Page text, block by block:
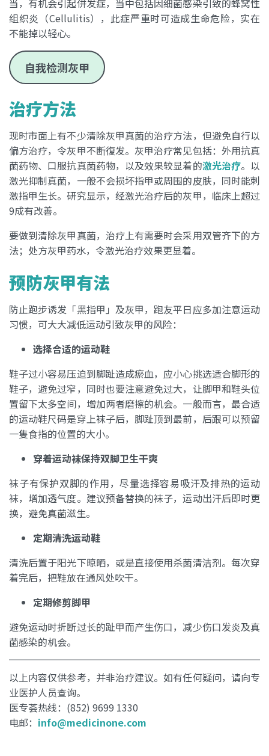
组织炎（Cellulitis），此症严重时可造成生命危险，实在
不能掉以轻心。
自我检测灰甲
治疗方法
现时市面上有不少清除灰甲真菌的治疗方法，但避免自行以
偏方治疗，令灰甲不断復发。灰甲治疗常见包括：外用抗真
菌药物、口服抗真菌药物，以及效果较显着的激光治疗。以
激光抑制真菌，一般不会损坏指甲或周围的皮肤，同时能刺
激指甲生长。研究显示，经激光治疗后的灰甲，临床上超过
9成有改善。
要做到清除灰甲真菌，治疗上有需要时会采用双管齐下的方
法；处方灰甲药水，令激光治疗效果更显着。
预防灰甲有法
防止跑步诱发「黑指甲」及灰甲，跑友平日应多加注意运动
习惯，可大大减低运动引致灰甲的风险：
选择合适的运动鞋
鞋子过小容易压迫到脚趾造成瘀血，应小心挑选适合脚形的
鞋子，避免过窄，同时也要注意避免过大，让脚甲和鞋头位
置留下太多空间，增加两者磨擦的机会。一般而言，最合适
的运动鞋尺码是穿上袜子后，脚趾顶到最前，后跟可以预留
一隻食指的位置的大小。
穿着运动袜保持双脚卫生干爽
袜子有保护双脚的作用，尽量选择容易吸汗及排热的运动
袜，增加透气度。建议预备替换的袜子，运动出汗后即时更
换，避免真菌滋生。
定期清洗运动鞋
清洗后置于阳光下晾晒，或是直接使用杀菌清洁剂。每次穿
着完后，把鞋放在通风处吹干。
定期修剪脚甲
避免运动时折断过长的趾甲而产生伤口，减少伤口发炎及真
菌感染的机会。
以上内容仅供参考，并非治疗建议。如有任何疑问，请向专
业医护人员查询。
医专荟热线：(852) 9699 1330
电邮： info@medicinone.com